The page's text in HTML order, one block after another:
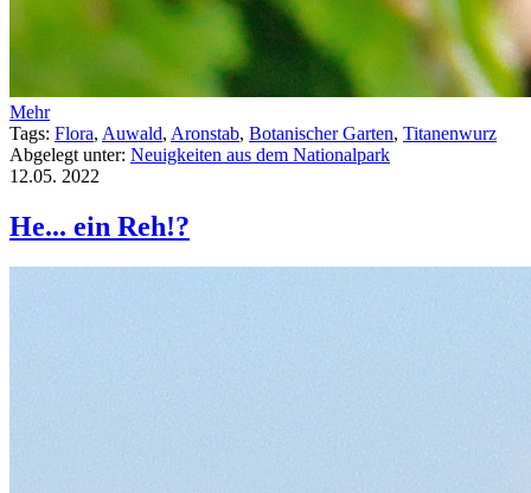
Mehr
Tags: Flora, Auwald, Aronstab, Botanischer Garten, Titanenwurz
Abgelegt unter: Neuigkeiten aus dem Nationalpark
12.05. 2022
He... ein Reh!?